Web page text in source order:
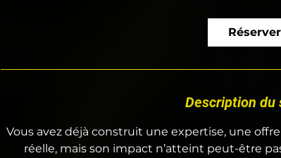
Réserver
Description du
Vous avez déjà construit une expertise, une
réelle, mais son impact n’atteint peut-être